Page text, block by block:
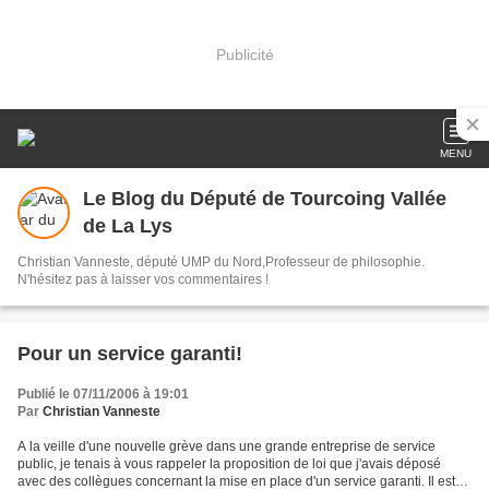
Publicité
MENU
Le Blog du Député de Tourcoing Vallée
de La Lys
Christian Vanneste, député UMP du Nord,Professeur de philosophie.
N'hésitez pas à laisser vos commentaires !
Pour un service garanti!
Publié le 07/11/2006 à 19:01
Par Christian Vanneste
A la veille d'une nouvelle grève dans une grande entreprise de service
public, je tenais à vous rappeler la proposition de loi que j'avais déposé
avec des collègues concernant la mise en place d'un service garanti. Il est